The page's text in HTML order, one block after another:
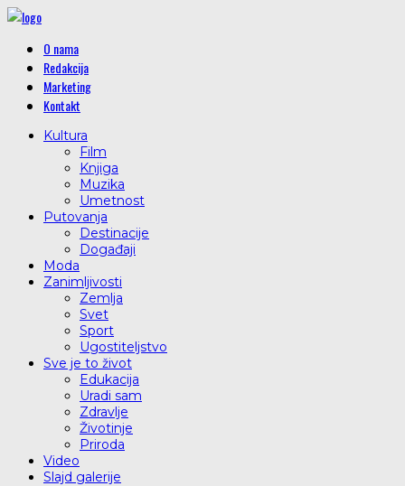
O nama
Redakcija
Marketing
Kontakt
Kultura
Film
Knjiga
Muzika
Umetnost
Putovanja
Destinacije
Događaji
Moda
Zanimljivosti
Zemlja
Svet
Sport
Ugostiteljstvo
Sve je to život
Edukacija
Uradi sam
Zdravlje
Životinje
Priroda
Video
Slajd galerije